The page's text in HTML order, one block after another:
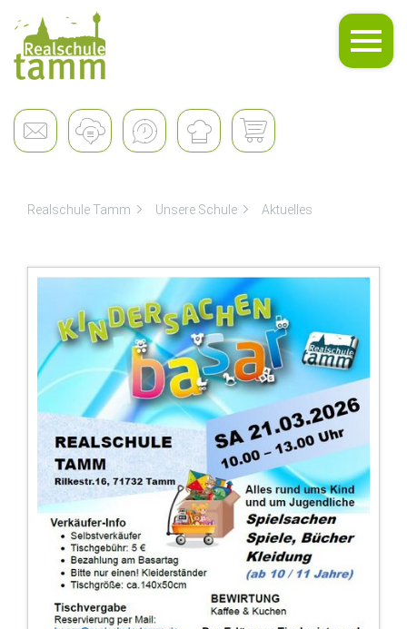
Unsere Schule
Realschule Tamm Unsere Schule Aktuelles